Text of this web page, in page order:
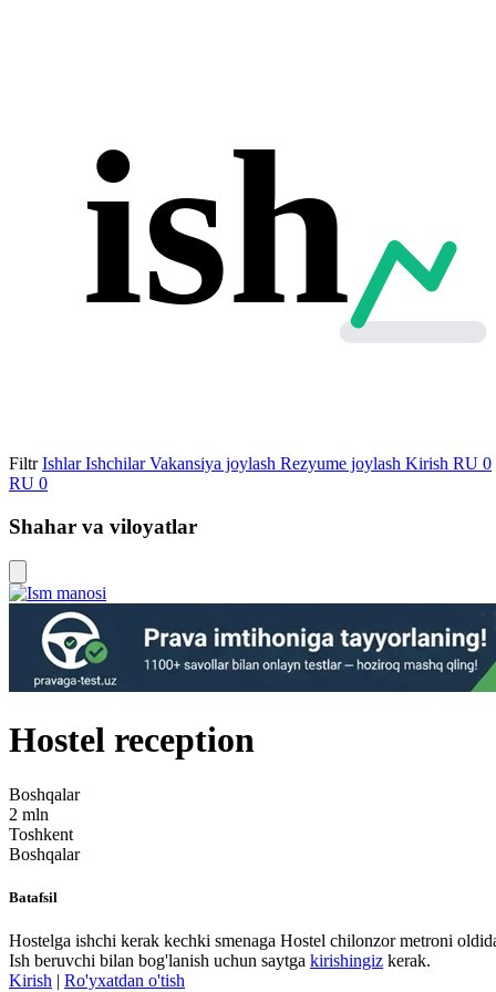
ish
Filtr Ishlar Ishchilar Vakansiya joylash Rezyume joylash Kirish RU 0
RU 0
Shahar va viloyatlar
Hostel reception
Boshqalar
2 mln
Toshkent
Boshqalar
Batafsil
Hostelga ishchi kerak kechki smenaga Hostel chilonzor metroni
Ish beruvchi bilan bog'lanish uchun saytga kirishingiz kerak.
Kirish | Ro'yxatdan o'tish